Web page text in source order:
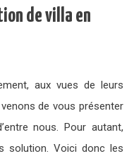
de villa en
aux vues de leurs
de vous présenter
nous. Pour autant,
solution. Voici donc les